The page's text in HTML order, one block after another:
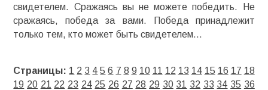
свидетелем. Сражаясь вы не можете победить. Не
сражаясь, победа за вами. Победа принадлежит
только тем, кто может быть свидетелем…
Страницы: 1 2 3 4 5 6 7 8 9 10 11 12 13 14 15 16 17 18
19 20 21 22 23 24 25 26 27 28 29 30 31 32 33 34 35 36